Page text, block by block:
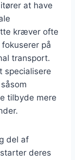
at have
kræver ofte
på
transport.
specialisere
tilbyde mere
del af
deres